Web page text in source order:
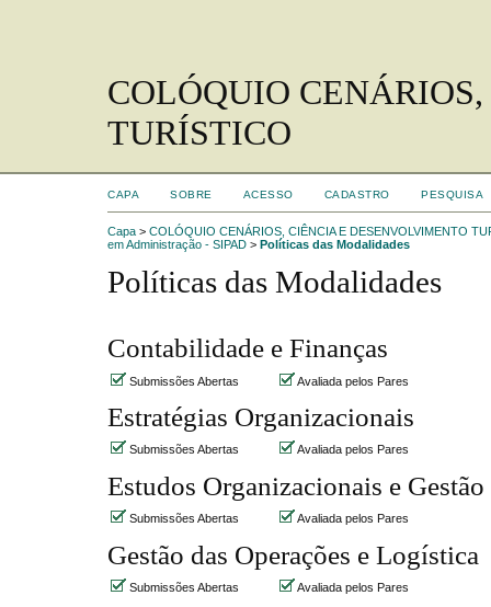
COLÓQUIO
TURÍSTICO
CAPA SOBRE ACESSO CADASTRO PESQUISA
Capa > COLÓQUIO CENÁRIOS, CIÊNCIA E DESENVOLVIMENTO
em Administração - SIPAD > Políticas das Modalidades
Políticas das Modalidades
Contabilidade e Finanças
Submissões Abertas Avaliada pelos Pares
Estratégias Organizacionais
Submissões Abertas Avaliada pelos Pares
Estudos Organizacionais e Gestão
Submissões Abertas Avaliada pelos Pares
Gestão das Operações e Logística
Submissões Abertas Avaliada pelos Pares